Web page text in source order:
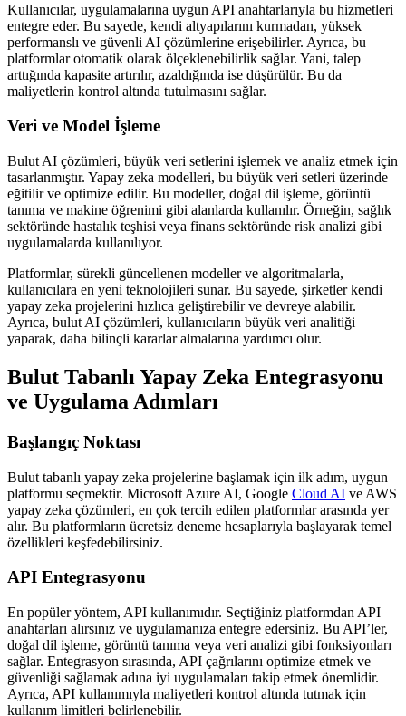
Kullanıcılar, uygulamalarına uygun API anahtarlarıyla bu hizmetleri
entegre eder. Bu sayede, kendi altyapılarını kurmadan, yüksek
performanslı ve güvenli AI çözümlerine erişebilirler. Ayrıca, bu
platformlar otomatik olarak ölçeklenebilirlik sağlar. Yani, talep
arttığında kapasite artırılır, azaldığında ise düşürülür. Bu da
maliyetlerin kontrol altında tutulmasını sağlar.
Veri ve Model İşleme
Bulut AI çözümleri, büyük veri setlerini işlemek ve analiz etmek için
tasarlanmıştır. Yapay zeka modelleri, bu büyük veri setleri üzerinde
eğitilir ve optimize edilir. Bu modeller, doğal dil işleme, görüntü
tanıma ve makine öğrenimi gibi alanlarda kullanılır. Örneğin, sağlık
sektöründe hastalık teşhisi veya finans sektöründe risk analizi gibi
uygulamalarda kullanılıyor.
Platformlar, sürekli güncellenen modeller ve algoritmalarla,
kullanıcılara en yeni teknolojileri sunar. Bu sayede, şirketler kendi
yapay zeka projelerini hızlıca geliştirebilir ve devreye alabilir.
Ayrıca, bulut AI çözümleri, kullanıcıların büyük veri analitiği
yaparak, daha bilinçli kararlar almalarına yardımcı olur.
Bulut Tabanlı Yapay Zeka Entegrasyonu
ve Uygulama Adımları
Başlangıç Noktası
Bulut tabanlı yapay zeka projelerine başlamak için ilk adım, uygun
platformu seçmektir. Microsoft Azure AI, Google Cloud AI ve AWS
yapay zeka çözümleri, en çok tercih edilen platformlar arasında yer
alır. Bu platformların ücretsiz deneme hesaplarıyla başlayarak temel
özellikleri keşfedebilirsiniz.
API Entegrasyonu
En popüler yöntem, API kullanımıdır. Seçtiğiniz platformdan API
anahtarları alırsınız ve uygulamanıza entegre edersiniz. Bu API’ler,
doğal dil işleme, görüntü tanıma veya veri analizi gibi fonksiyonları
sağlar. Entegrasyon sırasında, API çağrılarını optimize etmek ve
güvenliği sağlamak adına iyi uygulamaları takip etmek önemlidir.
Ayrıca, API kullanımıyla maliyetleri kontrol altında tutmak için
kullanım limitleri belirlenebilir.